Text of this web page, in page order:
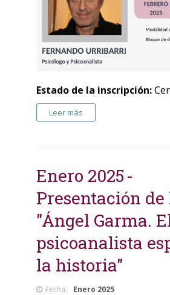
Estado de la inscripción:
Leer más
Enero 2025
Presentación de
"Ángel Garma.
psicoanalista
la historia"
Fecha:
Enero 2025